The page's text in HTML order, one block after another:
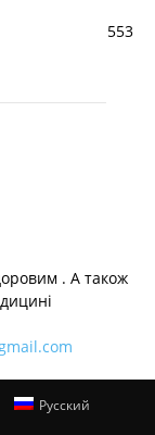
553
. А також
Русский